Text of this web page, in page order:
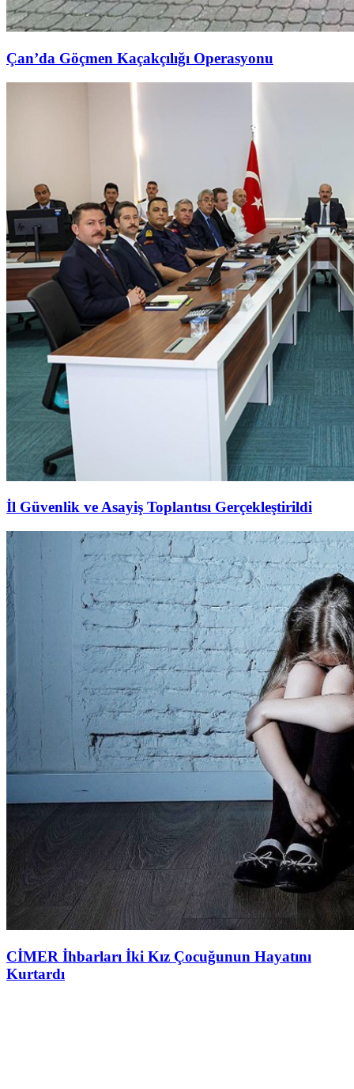
Çan’da Göçmen Kaçakçılığı Operasyonu
İl Güvenlik ve Asayiş Toplantısı Gerçekleştirildi
CİMER İhbarları İki Kız Çocuğunun Hayatını
Kurtardı